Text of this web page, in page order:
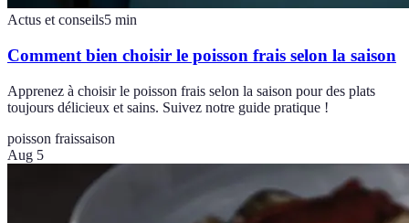
Actus et conseils5 min
Comment bien choisir le poisson frais selon la saison
Apprenez à choisir le poisson frais selon la saison pour des plats
toujours délicieux et sains. Suivez notre guide pratique !
poisson fraissaison
Aug 5